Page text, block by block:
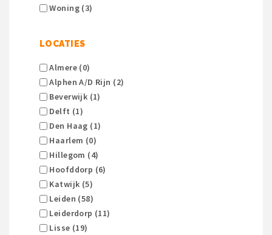
Woning (3)
LOCATIES
Almere (0)
Alphen A/d Rijn (2)
Beverwijk (1)
Delft (1)
Den Haag (1)
Haarlem (0)
Hillegom (4)
Hoofddorp (6)
Katwijk (5)
Leiden (58)
Leiderdorp (11)
Lisse (19)